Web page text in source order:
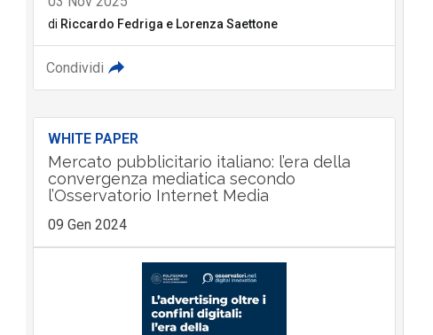
di Riccardo Fedrigae Lorenza Saettone
Condividi
WHITE PAPER
Mercato pubblicitario italiano: l’era della
convergenza mediatica secondo
l’Osservatorio Internet Media
09 Gen 2024